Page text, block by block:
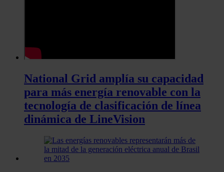
National Grid amplía su capacidad
para más energía renovable con la
tecnología de clasificación de línea
dinámica de LineVision